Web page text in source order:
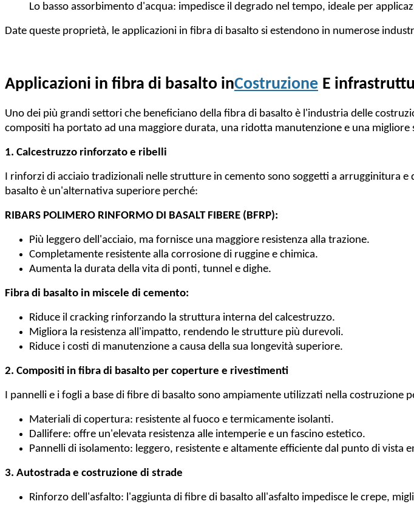
Lo basso assorbimento d'acqua: impedisce il degrado nel tempo, ideale per
Date queste proprietà, le applicazioni in fibra di basalto si estendono in numerose
Applicazioni in fibra di basalto inCostruzione E
Uno dei più grandi settori che beneficiano della fibra di basalto è l'industria delle
compositi ha portato ad una maggiore durata, una ridotta manutenzione e una migliore
1. Calcestruzzo rinforzato e ribelli
I rinforzi di acciaio tradizionali nelle strutture in cemento sono soggetti a arrugginitura
basalto è un'alternativa superiore perché:
RIBARS POLIMERO RINFORMO DI BASALT FIBERE (BFRP):
Più leggero dell'acciaio, ma fornisce una maggiore resistenza alla trazione.
Completamente resistente alla corrosione di ruggine e chimica.
Aumenta la durata della vita di ponti, tunnel e dighe.
Fibra di basalto in miscele di cemento:
Riduce il cracking rinforzando la struttura interna del calcestruzzo.
Migliora la resistenza all'impatto, rendendo le strutture più durevoli.
Riduce i costi di manutenzione a causa della sua longevità superiore.
2. Compositi in fibra di basalto per coperture e rivestimenti
I pannelli e i fogli a base di fibre di basalto sono ampiamente utilizzati nella costruzione
Materiali di copertura: resistente al fuoco e termicamente isolanti.
Dallifere: offre un'elevata resistenza alle intemperie e un fascino estetico.
Pannelli di isolamento: leggero, resistente e altamente efficiente dal punto di vista
3. Autostrada e costruzione di strade
Rinforzo dell'asfalto: l'aggiunta di fibre di basalto all'asfalto impedisce le crepe,